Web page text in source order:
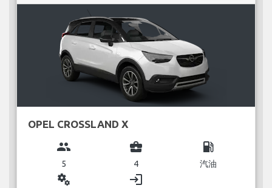
OPEL CROSSLAND X
group
5
business_center
4
local_gas_station
汽油
miscellaneous_services login